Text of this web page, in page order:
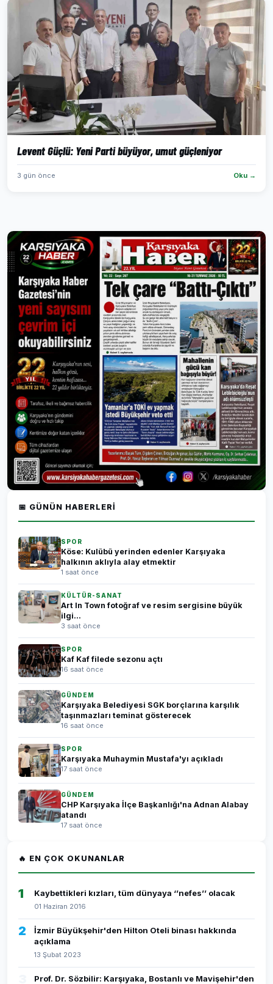
Levent Güçlü: Yeni Parti büyüyor, umut güçleniyor
3 gün önce Oku →
📅 GÜNÜN HABERLERI
SPOR
Köse: Kulübü yerinden edenler Karşıyaka
halkının aklıyla alay etmektir
1 saat önce
KÜLTÜR-SANAT
Art In Town fotoğraf ve resim sergisine büyük
ilgi...
3 saat önce
SPOR
Kaf Kaf filede sezonu açtı
16 saat önce
GÜNDEM
Karşıyaka Belediyesi SGK borçlarına karşılık
taşınmazları teminat gösterecek
16 saat önce
SPOR
Karşıyaka Muhaymin Mustafa'yı açıkladı
17 saat önce
GÜNDEM
CHP Karşıyaka İlçe Başkanlığı'na Adnan Alabay
atandı
17 saat önce
🔥 EN ÇOK OKUNANLAR
1 Kaybettikleri kızları, tüm dünyaya ‘’nefes’’ olacak
01 Haziran 2016
2
İzmir Büyükşehir'den Hilton Oteli binası hakkında
açıklama
13 Şubat 2023
Prof. Dr. Sözbilir: Karşıyaka, Bostanlı ve Mavişehir'den